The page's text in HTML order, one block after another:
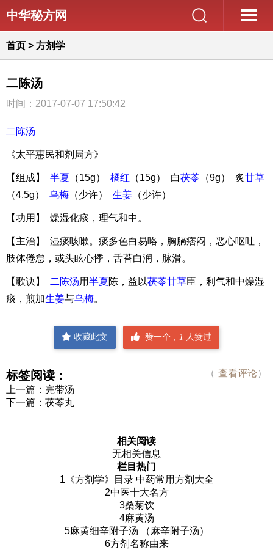
中华秘方网
首页 > 方剂学
二陈汤
时间：2017-07-07 17:50:42
二陈汤
《太平惠民和剂局方》
【组成】 半夏 （15g） 橘红 （15g） 白茯苓 （9g） 炙甘草
（4.5g） 乌梅 （少许） 生姜 （少许）
【功用】 燥湿化痰，理气和中。
【主治】 湿痰咳嗽。痰多色白易咯，胸膈痞闷，恶心呕吐，
肢体倦怠，或头眩心悸，舌苔白润，脉滑。
【歌诀】 二陈汤用半夏陈，益以茯苓甘草臣，利气和中燥湿
痰，煎加生姜与乌梅。
收藏此文 赞一个，1 人赞过
（ 查看评论）
标签阅读：
上一篇： 完带汤
下一篇： 茯苓丸
相关阅读
无相关信息
栏目热门
1 《方剂学》目录 中药常用方剂大全
2中医十大名方
3桑菊饮
4麻黄汤
5麻黄细辛附子汤 （麻辛附子汤）
6方剂名称由来